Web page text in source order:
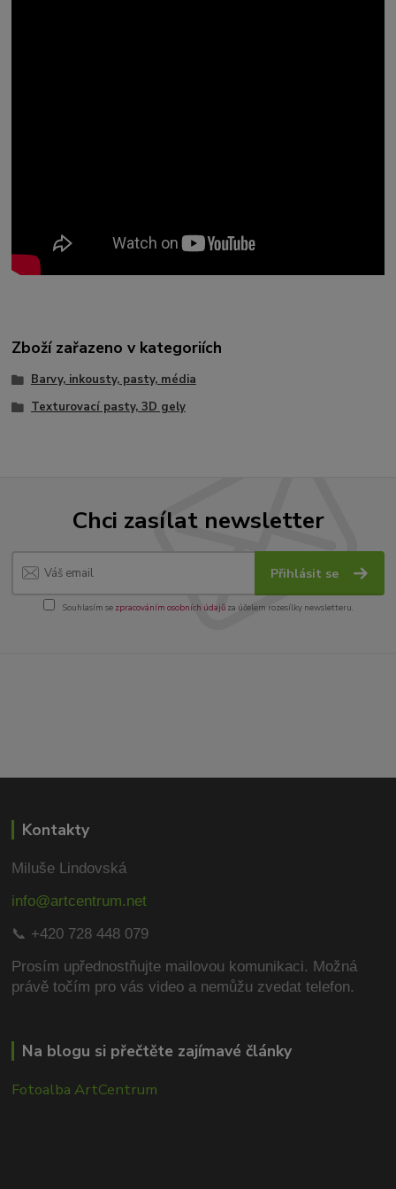
Zboží zařazeno v kategoriích
Barvy, inkousty, pasty, média
Texturovací pasty, 3D gely
Chci zasílat newsletter
Přihlásit se
Souhlasím se zpracováním osobních údajůza účelem rozesílky newsletteru.
Kontakty
Miluše Lindovská
info@artcentrum.net
📞 +420 728 448 079
Prosím upřednostňujte mailovou komunikaci. Možná
právě točím pro vás video a nemůžu zvedat telefon.
Na blogu si přečtěte zajímavé články
Fotoalba ArtCentrum